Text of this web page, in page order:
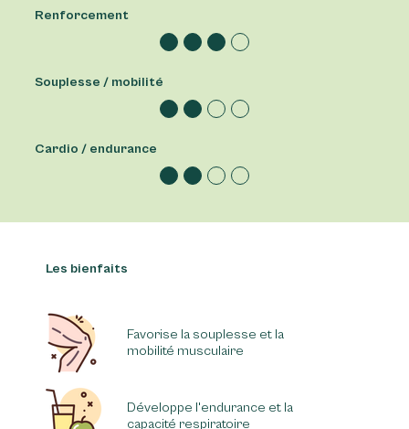
Renforcement
Souplesse / mobilité
Cardio / endurance
Les bienfaits
Favorise la souplesse et la
mobilité musculaire
Développe l'endurance et la
capacité respiratoire